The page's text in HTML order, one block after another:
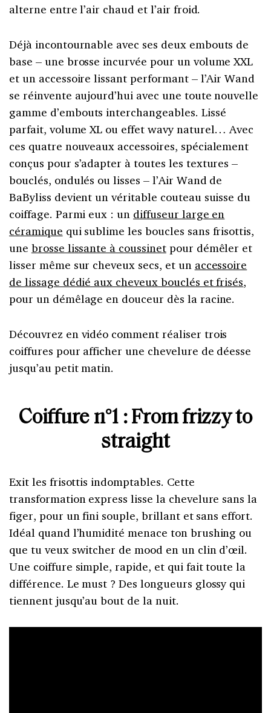
alterne entre l’air chaud et l’air froid.
Déjà incontournable avec ses deux embouts de
base – une brosse incurvée pour un volume XXL
et un accessoire lissant performant – l’Air Wand
se réinvente aujourd’hui avec une toute nouvelle
gamme d’embouts interchangeables. Lissé
parfait, volume XL ou effet wavy naturel… Avec
ces quatre nouveaux accessoires, spécialement
conçus pour s’adapter à toutes les textures –
bouclés, ondulés ou lisses – l’Air Wand de
BaByliss devient un véritable couteau suisse du
coiffage. Parmi eux : un diffuseur large en
céramique qui sublime les boucles sans frisottis,
une brosse lissante à coussinetpour démêler et
lisser même sur cheveux secs, et un accessoire
de lissage dédié aux cheveux bouclés et frisés,
pour un démêlage en douceur dès la racine.
Découvrez en vidéo comment réaliser trois
coiffures pour afficher une chevelure de déesse
jusqu’au petit matin.
Coiffure n°1 : From frizzy to
straight
Exit les frisottis indomptables. Cette
transformation express lisse la chevelure sans la
figer, pour un fini souple, brillant et sans effort.
Idéal quand l’humidité menace ton brushing ou
que tu veux switcher de mood en un clin d’œil.
Une coiffure simple, rapide, et qui fait toute la
différence. Le must ? Des longueurs glossy qui
tiennent jusqu’au bout de la nuit.